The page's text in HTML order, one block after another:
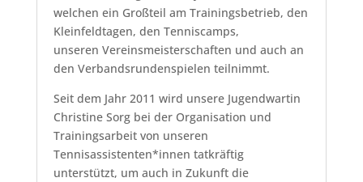
welchen ein Großteil am Trainingsbetrieb, den
Kleinfeldtagen, den Tenniscamps,
unseren Vereinsmeisterschaften und auch an
den Verbandsrundenspielen teilnimmt.
Seit dem Jahr 2011 wird unsere Jugendwartin
Christine Sorg bei der Organisation und
Trainingsarbeit von unseren
Tennisassistenten*innen tatkräftig
unterstützt, um auch in Zukunft die